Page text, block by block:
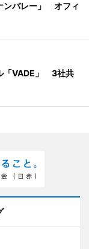
ンバレー」 オフィ
「VADE」 3社共